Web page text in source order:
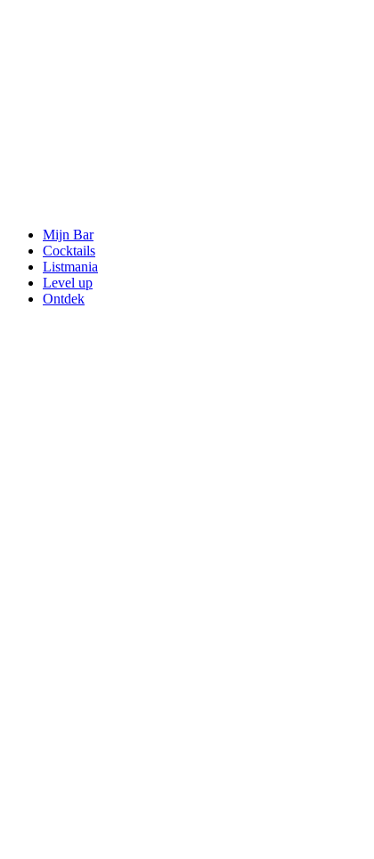
Mijn Bar
Cocktails
Listmania
Level up
Ontdek